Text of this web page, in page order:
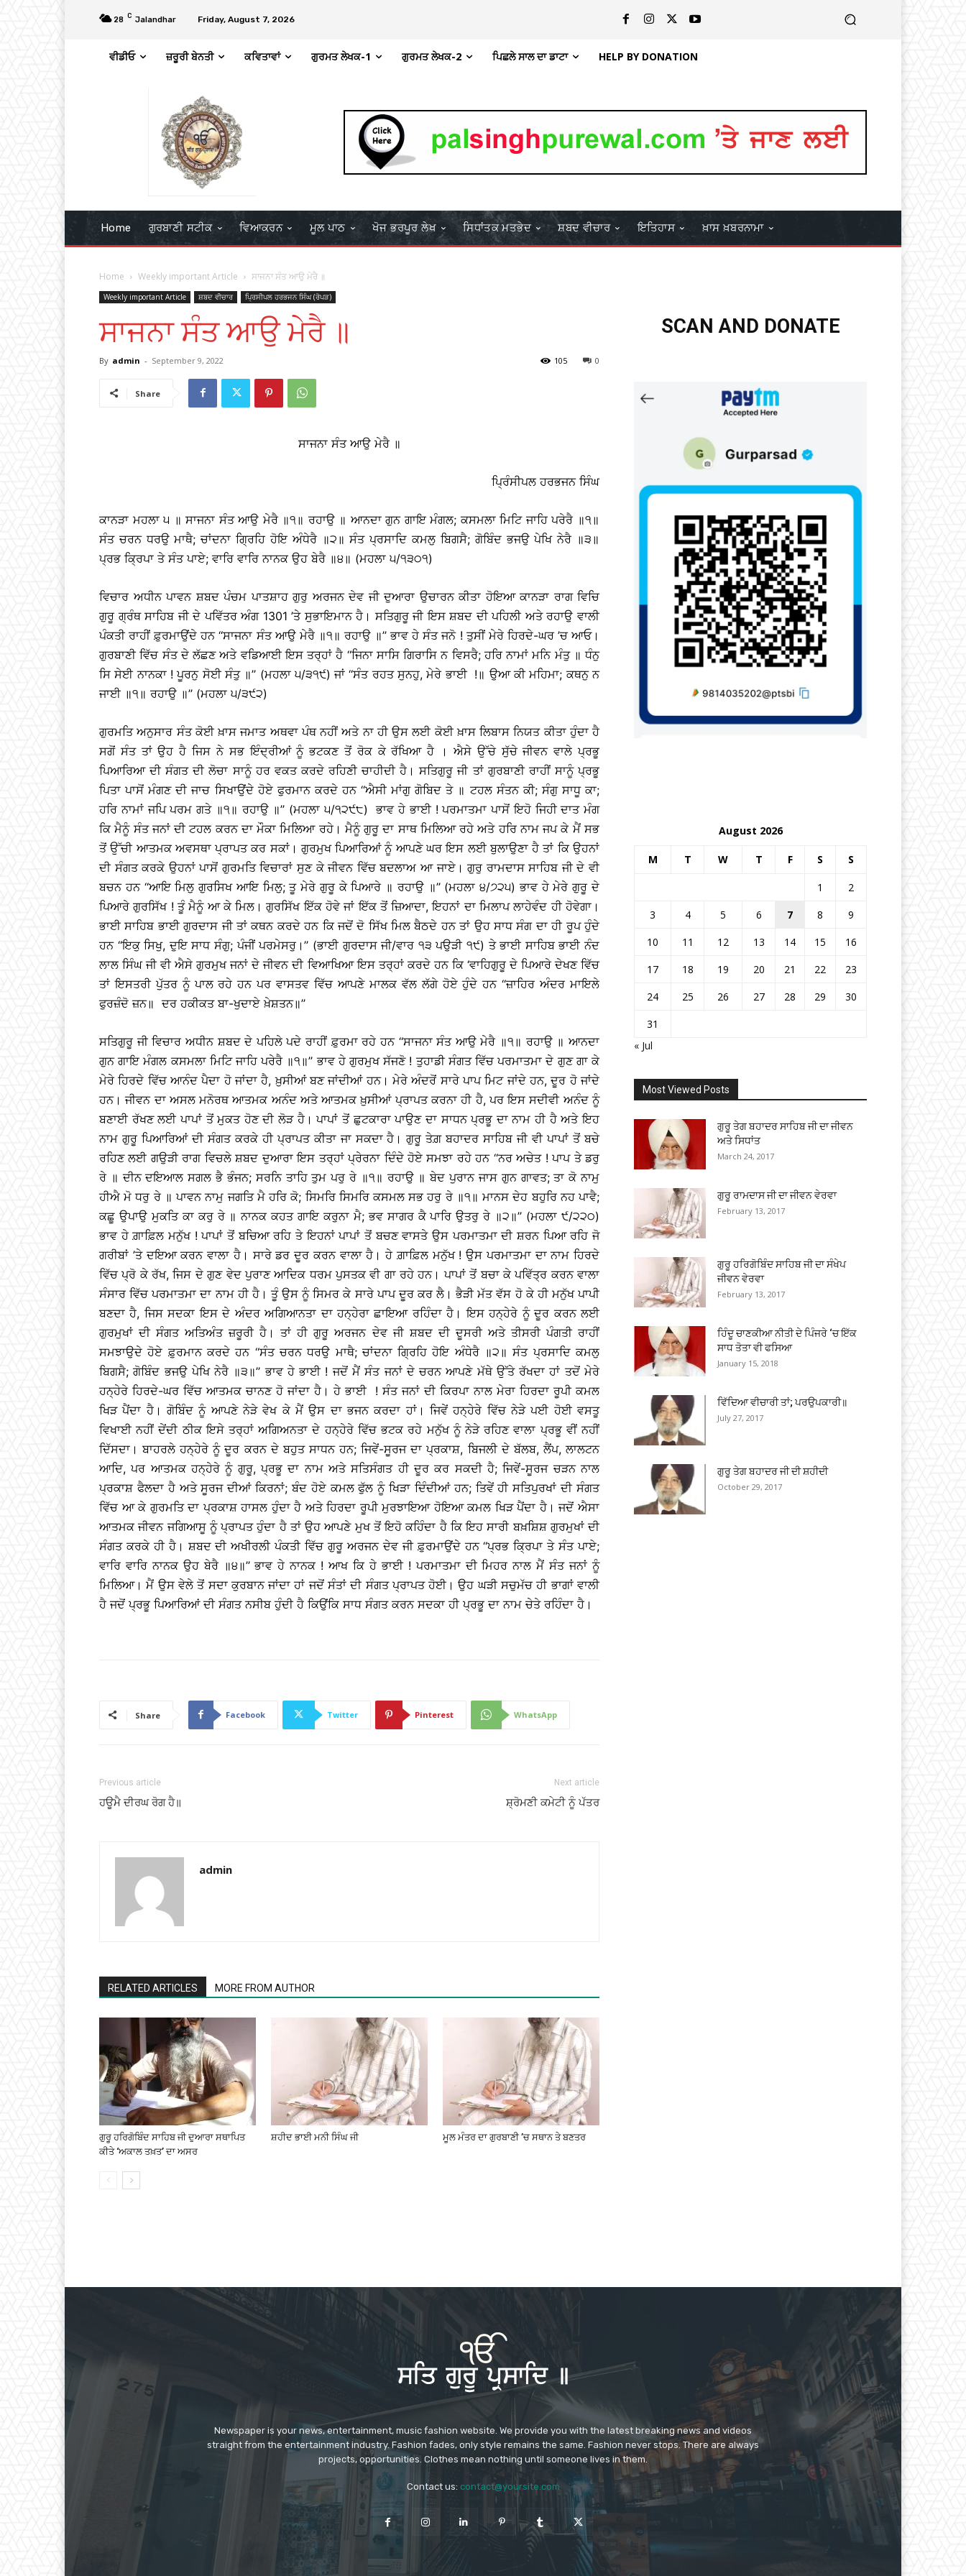
28 C Jalandhar Friday, August 7, 2026
ਵੀਡੀਓ ਜ਼ਰੂਰੀ ਬੇਨਤੀ ਕਵਿਤਾਵਾਂ ਗੁਰਮਤ ਲੇਖਕ-1 ਗੁਰਮਤ ਲੇਖਕ-2 ਪਿਛਲੇ ਸਾਲ ਦਾ ਡਾਟਾ HELP BY DONATION
Home ਗੁਰਬਾਣੀ ਸਟੀਕ ਵਿਆਕਰਨ ਮੂਲ ਪਾਠ ਖੋਜ ਭਰਪੂਰ ਲੇਖ ਸਿਧਾਂਤਕ ਮਤਭੇਦ ਸ਼ਬਦ ਵੀਚਾਰ ਇਤਿਹਾਸ ਖ਼ਾਸ ਖ਼ਬਰਨਾਮਾ
Home Weekly important Article ਸਾਜਨਾ ਸੰਤ ਆਉ ਮੇਰੈ ॥
Weekly important Article ਸ਼ਬਦ ਵੀਚਾਰ ਪ੍ਰਿਸੀਪਲ ਹਰਭਜਨ ਸਿੰਘ (ਰੋਪੜ)
ਸਾਜਨਾ ਸੰਤ ਆਉ ਮੇਰੈ ॥
By admin - September 9, 2022 0
105
Share
ਸਾਜਨਾ ਸੰਤ ਆਉ ਮੇਰੈ ॥
ਪ੍ਰਿੰਸੀਪਲ ਹਰਭਜਨ ਸਿੰਘ
ਕਾਨੜਾ ਮਹਲਾ ੫ ॥ ਸਾਜਨਾ ਸੰਤ ਆਉ ਮੇਰੈ ॥੧॥ ਰਹਾਉ ॥ ਆਨਦਾ ਗੁਨ ਗਾਇ ਮੰਗਲ; ਕਸਮਲਾ ਮਿਟਿ ਜਾਹਿ ਪਰੇਰੈ ॥੧॥
ਸੰਤ ਚਰਨ ਧਰਉ ਮਾਥੈ; ਚਾਂਦਨਾ ਗ੍ਰਿਹਿ ਹੋਇ ਅੰਧੇਰੈ ॥੨॥ ਸੰਤ ਪ੍ਰਸਾਦਿ ਕਮਲੁ ਬਿਗਸੈ; ਗੋਬਿੰਦ ਭਜਉ ਪੇਖਿ ਨੇਰੈ ॥੩॥
ਪ੍ਰਭ ਕ੍ਰਿਪਾ ਤੇ ਸੰਤ ਪਾਏ; ਵਾਰਿ ਵਾਰਿ ਨਾਨਕ ਉਹ ਬੇਰੈ ॥੪॥ (ਮਹਲਾ ੫/੧੩੦੧)
ਵਿਚਾਰ ਅਧੀਨ ਪਾਵਨ ਸ਼ਬਦ ਪੰਚਮ ਪਾਤਸ਼ਾਹ ਗੁਰੁ ਅਰਜਨ ਦੇਵ ਜੀ ਦੁਆਰਾ ਉਚਾਰਨ ਕੀਤਾ ਹੋਇਆ ਕਾਨੜਾ ਰਾਗ ਵਿਚਿ
ਗੁਰੂ ਗ੍ਰੰਥ ਸਾਹਿਬ ਜੀ ਦੇ ਪਵਿੱਤਰ ਅੰਗ 1301 ’ਤੇ ਸੁਭਾਇਮਾਨ ਹੈ। ਸਤਿਗੁਰੂ ਜੀ ਇਸ ਸ਼ਬਦ ਦੀ ਪਹਿਲੀ ਅਤੇ ਰਹਾਉ ਵਾਲੀ
ਪੰਕਤੀ ਰਾਹੀਂ ਫ਼ੁਰਮਾਉਂਦੇ ਹਨ ‘‘ਸਾਜਨਾ ਸੰਤ ਆਉ ਮੇਰੈ ॥੧॥ ਰਹਾਉ ॥’’ ਭਾਵ ਹੇ ਸੰਤ ਜਨੋ ! ਤੁਸੀਂ ਮੇਰੇ ਹਿਰਦੇ-ਘਰ ’ਚ ਆਓ।
ਗੁਰਬਾਣੀ ਵਿੱਚ ਸੰਤ ਦੇ ਲੱਛਣ ਅਤੇ ਵਡਿਆਈ ਇਸ ਤਰ੍ਹਾਂ ਹੈ ‘‘ਜਿਨਾ ਸਾਸਿ ਗਿਰਾਸਿ ਨ ਵਿਸਰੈ; ਹਰਿ ਨਾਮਾਂ ਮਨਿ ਮੰਤੁ ॥ ਧੰਨੁ
ਸਿ ਸੇਈ ਨਾਨਕਾ ! ਪੂਰਨੁ ਸੋਈ ਸੰਤੁ ॥’’ (ਮਹਲਾ ੫/੩੧੯) ਜਾਂ ‘‘ਸੰਤ ਰਹਤ ਸੁਨਹੁ, ਮੇਰੇ ਭਾਈ !॥ ਉਆ ਕੀ ਮਹਿਮਾ; ਕਥਨੁ ਨ
ਜਾਈ ॥੧॥ ਰਹਾਉ ॥’’ (ਮਹਲਾ ੫/੩੯੨)
ਗੁਰਮਤਿ ਅਨੁਸਾਰ ਸੰਤ ਕੋਈ ਖ਼ਾਸ ਜਮਾਤ ਅਥਵਾ ਪੰਥ ਨਹੀਂ ਅਤੇ ਨਾ ਹੀ ਉਸ ਲਈ ਕੋਈ ਖ਼ਾਸ ਲਿਬਾਸ ਨਿਯਤ ਕੀਤਾ ਹੁੰਦਾ ਹੈ
ਸਗੋਂ ਸੰਤ ਤਾਂ ਉਹ ਹੈ ਜਿਸ ਨੇ ਸਭ ਇੰਦ੍ਰੀਆਂ ਨੂੰ ਭਟਕਣ ਤੋਂ ਰੋਕ ਕੇ ਰੱਖਿਆ ਹੈ । ਐਸੇ ਉੱਚੇ ਸੁੱਚੇ ਜੀਵਨ ਵਾਲੇ ਪ੍ਰਭੂ
ਪਿਆਰਿਆ ਦੀ ਸੰਗਤ ਦੀ ਲੋਚਾ ਸਾਨੂੰ ਹਰ ਵਕਤ ਕਰਦੇ ਰਹਿਣੀ ਚਾਹੀਦੀ ਹੈ। ਸਤਿਗੁਰੂ ਜੀ ਤਾਂ ਗੁਰਬਾਣੀ ਰਾਹੀਂ ਸਾਨੂੰ ਪ੍ਰਭੂ
ਪਿਤਾ ਪਾਸੋਂ ਮੰਗਣ ਦੀ ਜਾਚ ਸਿਖਾਉਂਦੇ ਹੋਏ ਫੁਰਮਾਨ ਕਰਦੇ ਹਨ ‘‘ਐਸੀ ਮਾਂਗੁ ਗੋਬਿਦ ਤੇ ॥ ਟਹਲ ਸੰਤਨ ਕੀ; ਸੰਗੁ ਸਾਧੂ ਕਾ;
ਹਰਿ ਨਾਮਾਂ ਜਪਿ ਪਰਮ ਗਤੇ ॥੧॥ ਰਹਾਉ ॥’’ (ਮਹਲਾ ੫/੧੨੯੮) ਭਾਵ ਹੇ ਭਾਈ ! ਪਰਮਾਤਮਾ ਪਾਸੋਂ ਇਹੋ ਜਿਹੀ ਦਾਤ ਮੰਗ
ਕਿ ਮੈਨੂੰ ਸੰਤ ਜਨਾਂ ਦੀ ਟਹਲ ਕਰਨ ਦਾ ਮੌਕਾ ਮਿਲਿਆ ਰਹੇ। ਮੈਨੂੰ ਗੁਰੂ ਦਾ ਸਾਥ ਮਿਲਿਆ ਰਹੇ ਅਤੇ ਹਰਿ ਨਾਮ ਜਪ ਕੇ ਮੈਂ ਸਭ
ਤੋਂ ਉੱਚੀ ਆਤਮਕ ਅਵਸਥਾ ਪ੍ਰਾਪਤ ਕਰ ਸਕਾਂ। ਗੁਰਮੁਖ ਪਿਆਰਿਆਂ ਨੂੰ ਆਪਣੇ ਘਰ ਇਸ ਲਈ ਬੁਲਾਉਣਾ ਹੈ ਤਾਂ ਕਿ ਉਹਨਾਂ
ਦੀ ਸੰਗਤ ਕਰਕੇ ਉਹਨਾਂ ਪਾਸੋਂ ਗੁਰਮਤਿ ਵਿਚਾਰਾਂ ਸੁਣ ਕੇ ਜੀਵਨ ਵਿੱਚ ਬਦਲਾਅ ਆ ਜਾਏ। ਗੁਰੁ ਰਾਮਦਾਸ ਸਾਹਿਬ ਜੀ ਦੇ ਵੀ
ਬਚਨ ਹਨ ‘‘ਆਇ ਮਿਲੁ ਗੁਰਸਿਖ ਆਇ ਮਿਲੁ; ਤੂ ਮੇਰੇ ਗੁਰੂ ਕੇ ਪਿਆਰੇ ॥ ਰਹਾਉ ॥’’ (ਮਹਲਾ ੪/੭੨੫) ਭਾਵ ਹੇ ਮੇਰੇ ਗੁਰੂ ਦੇ
ਪਿਆਰੇ ਗੁਰਸਿੱਖ ! ਤੂੰ ਮੈਨੂੰ ਆ ਕੇ ਮਿਲ। ਗੁਰਸਿੱਖ ਇੱਕ ਹੋਵੇ ਜਾਂ ਇੱਕ ਤੋਂ ਜ਼ਿਆਦਾ, ਇਹਨਾਂ ਦਾ ਮਿਲਾਪ ਲਾਹੇਵੰਦ ਹੀ ਹੋਵੇਗਾ।
ਭਾਈ ਸਾਹਿਬ ਭਾਈ ਗੁਰਦਾਸ ਜੀ ਤਾਂ ਕਥਨ ਕਰਦੇ ਹਨ ਕਿ ਜਦੋਂ ਦੋ ਸਿੱਖ ਮਿਲ ਬੈਠਦੇ ਹਨ ਤਾਂ ਉਹ ਸਾਧ ਸੰਗ ਦਾ ਹੀ ਰੂਪ ਹੁੰਦੇ
ਹਨ ‘‘ਇਕੁ ਸਿਖੁ, ਦੁਇ ਸਾਧ ਸੰਗੁ; ਪੰਜੀਂ ਪਰਮੇਸਰੁ।’’ (ਭਾਈ ਗੁਰਦਾਸ ਜੀ/ਵਾਰ ੧੩ ਪਉੜੀ ੧੯) ਤੇ ਭਾਈ ਸਾਹਿਬ ਭਾਈ ਨੰਦ
ਲਾਲ ਸਿੰਘ ਜੀ ਵੀ ਐਸੇ ਗੁਰਮੁਖ ਜਨਾਂ ਦੇ ਜੀਵਨ ਦੀ ਵਿਆਖਿਆ ਇਸ ਤਰ੍ਹਾਂ ਕਰਦੇ ਹਨ ਕਿ ‘ਵਾਹਿਗੁਰੂ ਦੇ ਪਿਆਰੇ ਦੇਖਣ ਵਿੱਚ
ਤਾਂ ਇਸਤਰੀ ਪੁੱਤਰ ਨੂੰ ਪਾਲ ਰਹੇ ਹਨ ਪਰ ਵਾਸਤਵ ਵਿੱਚ ਆਪਣੇ ਮਾਲਕ ਵੱਲ ਲੱਗੇ ਹੋਏ ਹੁੰਦੇ ਹਨ ‘‘ਜ਼ਾਹਿਰ ਅੰਦਰ ਮਾਇਲੇ
ਫੁਰਜ਼ੰਦੋ ਜ਼ਨ॥ ਦਰ ਹਕੀਕਤ ਬਾ-ਖੁਦਾਏ ਖ਼ੇਸ਼ਤਨ॥’’
ਸਤਿਗੁਰੂ ਜੀ ਵਿਚਾਰ ਅਧੀਨ ਸ਼ਬਦ ਦੇ ਪਹਿਲੇ ਪਦੇ ਰਾਹੀਂ ਫ਼ੁਰਮਾ ਰਹੇ ਹਨ ‘‘ਸਾਜਨਾ ਸੰਤ ਆਉ ਮੇਰੈ ॥੧॥ ਰਹਾਉ ॥ ਆਨਦਾ
ਗੁਨ ਗਾਇ ਮੰਗਲ ਕਸਮਲਾ ਮਿਟਿ ਜਾਹਿ ਪਰੇਰੈ ॥੧॥’’ ਭਾਵ ਹੇ ਗੁਰਮੁਖ ਸੱਜਣੋ ! ਤੁਹਾਡੀ ਸੰਗਤ ਵਿੱਚ ਪਰਮਾਤਮਾ ਦੇ ਗੁਣ ਗਾ ਕੇ
ਮੇਰੇ ਹਿਰਦੇ ਵਿੱਚ ਆਨੰਦ ਪੈਦਾ ਹੋ ਜਾਂਦਾ ਹੈ, ਖ਼ੁਸੀਆਂ ਬਣ ਜਾਂਦੀਆਂ ਹਨ। ਮੇਰੇ ਅੰਦਰੋਂ ਸਾਰੇ ਪਾਪ ਮਿਟ ਜਾਂਦੇ ਹਨ, ਦੂਰ ਹੋ ਜਾਂਦੇ
ਹਨ। ਜੀਵਨ ਦਾ ਅਸਲ ਮਨੋਰਥ ਆਤਮਕ ਅਨੰਦ ਅਤੇ ਆਤਮਕ ਖ਼ੁਸੀਆਂ ਪ੍ਰਾਪਤ ਕਰਨਾ ਹੀ ਹੈ, ਪਰ ਇਸ ਸਦੀਵੀ ਅਨੰਦ ਨੂੰ
ਬਣਾਈ ਰੱਖਣ ਲਈ ਪਾਪਾਂ ਤੋਂ ਮੁਕਤ ਹੋਣ ਦੀ ਲੋੜ ਹੈ। ਪਾਪਾਂ ਤੋਂ ਛੁਟਕਾਰਾ ਪਾਉਣ ਦਾ ਸਾਧਨ ਪ੍ਰਭੂ ਦਾ ਨਾਮ ਹੀ ਹੈ ਅਤੇ ਇਹ
ਨਾਮ ਗੁਰੂ ਪਿਆਰਿਆਂ ਦੀ ਸੰਗਤ ਕਰਕੇ ਹੀ ਪ੍ਰਾਪਤ ਕੀਤਾ ਜਾ ਸਕਦਾ ਹੈ। ਗੁਰੂ ਤੇਗ਼ ਬਹਾਦਰ ਸਾਹਿਬ ਜੀ ਵੀ ਪਾਪਾਂ ਤੋਂ ਬਚੇ
ਰਹਿਣ ਲਈ ਗਉੜੀ ਰਾਗ ਵਿਚਲੇ ਸ਼ਬਦ ਦੁਆਰਾ ਇਸ ਤਰ੍ਹਾਂ ਪ੍ਰੇਰਨਾ ਦਿੰਦੇ ਹੋਏ ਸਮਝਾ ਰਹੇ ਹਨ ‘‘ਨਰ ਅਚੇਤ ! ਪਾਪ ਤੇ ਡਰੁ
ਰੇ ॥ ਦੀਨ ਦਇਆਲ ਸਗਲ ਭੈ ਭੰਜਨ; ਸਰਨਿ ਤਾਹਿ ਤੁਮ ਪਰੁ ਰੇ ॥੧॥ ਰਹਾਉ ॥ ਬੇਦ ਪੁਰਾਨ ਜਾਸ ਗੁਨ ਗਾਵਤ; ਤਾ ਕੋ ਨਾਮੁ
ਹੀਐ ਮੋ ਧਰੁ ਰੇ ॥ ਪਾਵਨ ਨਾਮੁ ਜਗਤਿ ਮੈ ਹਰਿ ਕੋ; ਸਿਮਰਿ ਸਿਮਰਿ ਕਸਮਲ ਸਭ ਹਰੁ ਰੇ ॥੧॥ ਮਾਨਸ ਦੇਹ ਬਹੁਰਿ ਨਹ ਪਾਵੈ;
ਕਛੂ ਉਪਾਉ ਮੁਕਤਿ ਕਾ ਕਰੁ ਰੇ ॥ ਨਾਨਕ ਕਹਤ ਗਾਇ ਕਰੁਨਾ ਮੈ; ਭਵ ਸਾਗਰ ਕੈ ਪਾਰਿ ਉਤਰੁ ਰੇ ॥੨॥’’ (ਮਹਲਾ ੯/੨੨੦)
ਭਾਵ ਹੇ ਗ਼ਾਫ਼ਿਲ ਮਨੁੱਖ ! ਪਾਪਾਂ ਤੋਂ ਬਚਿਆ ਰਹਿ ਤੇ ਇਹਨਾਂ ਪਾਪਾਂ ਤੋਂ ਬਚਣ ਵਾਸਤੇ ਉਸ ਪਰਮਾਤਮਾ ਦੀ ਸ਼ਰਨ ਪਿਆ ਰਹਿ ਜੋ
ਗਰੀਬਾਂ ’ਤੇ ਦਇਆ ਕਰਨ ਵਾਲਾ ਹੈ। ਸਾਰੇ ਡਰ ਦੂਰ ਕਰਨ ਵਾਲਾ ਹੈ। ਹੇ ਗ਼ਾਫ਼ਿਲ ਮਨੁੱਖ ! ਉਸ ਪਰਮਾਤਮਾ ਦਾ ਨਾਮ ਹਿਰਦੇ
ਵਿੱਚ ਪ੍ਰੋ ਕੇ ਰੱਖ, ਜਿਸ ਦੇ ਗੁਣ ਵੇਦ ਪੁਰਾਣ ਆਦਿਕ ਧਰਮ ਪੁਸਤਕ ਵੀ ਗਾ ਰਹੇ ਹਨ। ਪਾਪਾਂ ਤੋਂ ਬਚਾ ਕੇ ਪਵਿੱਤ੍ਰ ਕਰਨ ਵਾਲਾ
ਸੰਸਾਰ ਵਿੱਚ ਪਰਮਾਤਮਾ ਦਾ ਨਾਮ ਹੀ ਹੈ। ਤੂੰ ਉਸ ਨੂੰ ਸਿਮਰ ਕੇ ਸਾਰੇ ਪਾਪ ਦੂਰ ਕਰ ਲੈ। ਭੈੜੀ ਮੱਤ ਵੱਸ ਹੋ ਕੇ ਹੀ ਮਨੁੱਖ ਪਾਪੀ
ਬਣਦਾ ਹੈ, ਜਿਸ ਸਦਕਾ ਇਸ ਦੇ ਅੰਦਰ ਅਗਿਆਨਤਾ ਦਾ ਹਨ੍ਹੇਰਾ ਛਾਇਆ ਰਹਿੰਦਾ ਹੈ। ਇਸ ਹਨ੍ਹੇਰੇ ਨੂੰ ਦੂਰ ਕਰਨ ਲਈ
ਗੁਰਮੁਖਾਂ ਦੀ ਸੰਗਤ ਅਤਿਅੰਤ ਜ਼ਰੂਰੀ ਹੈ। ਤਾਂ ਹੀ ਗੁਰੂ ਅਰਜਨ ਦੇਵ ਜੀ ਸ਼ਬਦ ਦੀ ਦੂਸਰੀ ਅਤੇ ਤੀਸਰੀ ਪੰਗਤੀ ਰਾਹੀਂ
ਸਮਝਾਉਦੇ ਹੋਏ ਫ਼ੁਰਮਾਨ ਕਰਦੇ ਹਨ ‘‘ਸੰਤ ਚਰਨ ਧਰਉ ਮਾਥੈ; ਚਾਂਦਨਾ ਗ੍ਰਿਹਿ ਹੋਇ ਅੰਧੇਰੈ ॥੨॥ ਸੰਤ ਪ੍ਰਸਾਦਿ ਕਮਲੁ
ਬਿਗਸੈ; ਗੋਬਿੰਦ ਭਜਉ ਪੇਖਿ ਨੇਰੈ ॥੩॥’’ ਭਾਵ ਹੇ ਭਾਈ ! ਜਦੋਂ ਮੈਂ ਸੰਤ ਜਨਾਂ ਦੇ ਚਰਨ ਆਪਣੇ ਮੱਥੇ ਉੱਤੇ ਰੱਖਦਾ ਹਾਂ ਤਦੋਂ ਮੇਰੇ
ਹਨ੍ਹੇਰੇ ਹਿਰਦੇ-ਘਰ ਵਿੱਚ ਆਤਮਕ ਚਾਨਣ ਹੋ ਜਾਂਦਾ ਹੈ। ਹੇ ਭਾਈ ! ਸੰਤ ਜਨਾਂ ਦੀ ਕਿਰਪਾ ਨਾਲ ਮੇਰਾ ਹਿਰਦਾ ਰੂਪੀ ਕਮਲ
ਖਿੜ ਪੈਂਦਾ ਹੈ। ਗੋਬਿੰਦ ਨੂੰ ਆਪਣੇ ਨੇੜੇ ਵੇਖ ਕੇ ਮੈਂ ਉਸ ਦਾ ਭਜਨ ਕਰਦਾ ਹਾਂ। ਜਿਵੇਂ ਹਨ੍ਹੇਰੇ ਵਿੱਚ ਨੇੜੇ ਪਈ ਹੋਈ ਵਸਤੂ
ਵਿਖਾਈ ਨਹੀਂ ਦੇਂਦੀ ਠੀਕ ਇਸੇ ਤਰ੍ਹਾਂ ਅਗਿਅਨਤਾ ਦੇ ਹਨ੍ਹੇਰੇ ਵਿੱਚ ਭਟਕ ਰਹੇ ਮਨੁੱਖ ਨੂੰ ਨੇੜੇ ਰਹਿਣ ਵਾਲਾ ਪ੍ਰਭੂ ਵੀਂ ਨਹੀਂ
ਦਿੱਸਦਾ। ਬਾਹਰਲੇ ਹਨ੍ਹੇਰੇ ਨੂੰ ਦੂਰ ਕਰਨ ਦੇ ਬਹੁਤ ਸਾਧਨ ਹਨ; ਜਿਵੇਂ-ਸੂਰਜ ਦਾ ਪ੍ਰਕਾਸ਼, ਬਿਜਲੀ ਦੇ ਬੱਲਬ, ਲੈਂਪ, ਲਾਲਟਨ
ਆਦਿ, ਪਰ ਆਤਮਕ ਹਨ੍ਹੇਰੇ ਨੂੰ ਗੁਰੂ, ਪ੍ਰਭੂ ਦਾ ਨਾਮ ਅਤੇ ਸਤਿਸੰਗਤ ਹੀ ਦੂਰ ਕਰ ਸਕਦੀ ਹੈ; ਜਿਵੇਂ-ਸੂਰਜ ਚੜਨ ਨਾਲ
ਪ੍ਰਕਾਸ਼ ਫੈਲਦਾ ਹੈ ਅਤੇ ਸੂਰਜ ਦੀਆਂ ਕਿਰਨਾਂ; ਬੰਦ ਹੋਏ ਕਮਲ ਫੁੱਲ ਨੂੰ ਖਿੜਾ ਦਿੰਦੀਆਂ ਹਨ; ਤਿਵੇਂ ਹੀ ਸਤਿਪੁਰਖਾਂ ਦੀ ਸੰਗਤ
ਵਿੱਚ ਆ ਕੇ ਗੁਰਮਤਿ ਦਾ ਪ੍ਰਕਾਸ਼ ਹਾਸਲ ਹੁੰਦਾ ਹੈ ਅਤੇ ਹਿਰਦਾ ਰੂਪੀ ਮੁਰਝਾਇਆ ਹੋਇਆ ਕਮਲ ਖਿੜ ਪੈਂਦਾ ਹੈ। ਜਦੋਂ ਐਸਾ
ਆਤਮਕ ਜੀਵਨ ਜਗਿਆਸੂ ਨੂੰ ਪ੍ਰਾਪਤ ਹੁੰਦਾ ਹੈ ਤਾਂ ਉਹ ਆਪਣੇ ਮੁਖ ਤੋਂ ਇਹੋ ਕਹਿੰਦਾ ਹੈ ਕਿ ਇਹ ਸਾਰੀ ਬਖ਼ਸ਼ਿਸ਼ ਗੁਰਮੁਖਾਂ ਦੀ
ਸੰਗਤ ਕਰਕੇ ਹੀ ਹੈ। ਸ਼ਬਦ ਦੀ ਅਖੀਰਲੀ ਪੰਕਤੀ ਵਿੱਚ ਗੁਰੂ ਅਰਜਨ ਦੇਵ ਜੀ ਫ਼ੁਰਮਾਉਂਦੇ ਹਨ ‘‘ਪ੍ਰਭ ਕ੍ਰਿਪਾ ਤੇ ਸੰਤ ਪਾਏ;
ਵਾਰਿ ਵਾਰਿ ਨਾਨਕ ਉਹ ਬੇਰੈ ॥੪॥’’ ਭਾਵ ਹੇ ਨਾਨਕ ! ਆਖ ਕਿ ਹੇ ਭਾਈ ! ਪਰਮਾਤਮਾ ਦੀ ਮਿਹਰ ਨਾਲ ਮੈਂ ਸੰਤ ਜਨਾਂ ਨੂੰ
ਮਿਲਿਆ। ਮੈਂ ਉਸ ਵੇਲੇ ਤੋਂ ਸਦਾ ਕੁਰਬਾਨ ਜਾਂਦਾ ਹਾਂ ਜਦੋਂ ਸੰਤਾਂ ਦੀ ਸੰਗਤ ਪ੍ਰਾਪਤ ਹੋਈ। ਉਹ ਘੜੀ ਸਚੁਮੱਚ ਹੀ ਭਾਗਾਂ ਵਾਲੀ
ਹੈ ਜਦੋਂ ਪ੍ਰਭੂ ਪਿਆਰਿਆਂ ਦੀ ਸੰਗਤ ਨਸੀਬ ਹੁੰਦੀ ਹੈ ਕਿਉਂਕਿ ਸਾਧ ਸੰਗਤ ਕਰਨ ਸਦਕਾ ਹੀ ਪ੍ਰਭੂ ਦਾ ਨਾਮ ਚੇਤੇ ਰਹਿੰਦਾ ਹੈ।
Share Facebook Twitter Pinterest WhatsApp
Previous article
ਹਊਮੈ ਦੀਰਘ ਰੋਗ ਹੈ॥
Next article
ਸ਼੍ਰੋਮਣੀ ਕਮੇਟੀ ਨੂੰ ਪੱਤਰ
admin
RELATED ARTICLES MORE FROM AUTHOR
ਗੁਰੂ ਹਰਿਗੋਬਿੰਦ ਸਾਹਿਬ ਜੀ ਦੁਆਰਾ ਸਥਾਪਿਤ
ਕੀਤੇ ‘ਅਕਾਲ ਤਖ਼ਤ’ ਦਾ ਅਸਰ
ਸ਼ਹੀਦ ਭਾਈ ਮਨੀ ਸਿੰਘ ਜੀ ਮੂਲ ਮੰਤਰ ਦਾ ਗੁਰਬਾਣੀ ’ਚ ਸਥਾਨ ਤੇ ਬਣਤਰ
SCAN AND DONATE
August 2026
M T W T F S S
1
2
3
4 5 6 7 8
9
10
11 12 13 14 15
16
17
18 19 20 21 22
23
24
25 26 27 28 29
30
31
« Jul
Most Viewed Posts
ਗੁਰੂ ਤੇਗ ਬਹਾਦਰ ਸਾਹਿਬ ਜੀ ਦਾ ਜੀਵਨ
ਅਤੇ ਸਿਧਾਂਤ
March 24, 2017
ਗੁਰੂ ਰਾਮਦਾਸ ਜੀ ਦਾ ਜੀਵਨ ਵੇਰਵਾ
February 13, 2017
ਗੁਰੂ ਹਰਿਗੋਬਿੰਦ ਸਾਹਿਬ ਜੀ ਦਾ ਸੰਖੇਪ
ਜੀਵਨ ਵੇਰਵਾ
February 13, 2017
ਹਿੰਦੂ ਚਾਣਕੀਆ ਨੀਤੀ ਦੇ ਪਿੰਜਰੇ ‘ਚ ਇੱਕ
ਸਾਧ ਤੋਤਾ ਵੀ ਫਸਿਆ
January 15, 2018
ਵਿੱਦਿਆ ਵੀਚਾਰੀ ਤਾਂ; ਪਰਉਪਕਾਰੀ॥
July 27, 2017
ਗੁਰੂ ਤੇਗ ਬਹਾਦਰ ਜੀ ਦੀ ਸ਼ਹੀਦੀ
October 29, 2017
Newspaper is your news, entertainment, music fashion website. We provide you with the latest breaking news and videos
straight from the entertainment industry. Fashion fades, only style remains the same. Fashion never stops. There are always
projects, opportunities. Clothes mean nothing until someone lives in them.
Contact us: contact@yoursite.com